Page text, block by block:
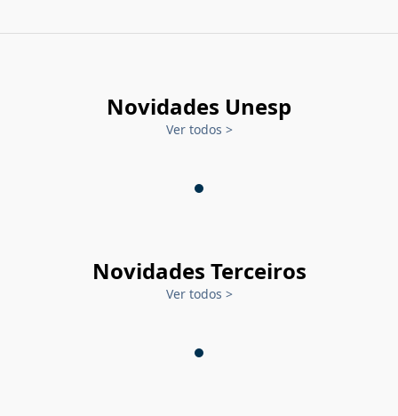
Novidades Unesp
Ver todos >
Novidades Terceiros
Ver todos >